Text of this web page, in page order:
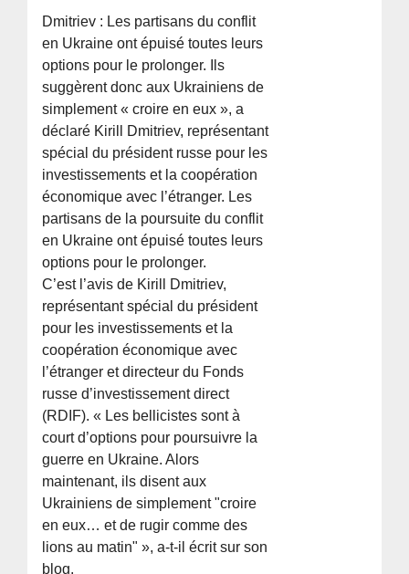
Dmitriev : Les partisans du conflit
en Ukraine ont épuisé toutes leurs
options pour le prolonger. Ils
suggèrent donc aux Ukrainiens de
simplement « croire en eux », a
déclaré Kirill Dmitriev, représentant
spécial du président russe pour les
investissements et la coopération
économique avec l’étranger. Les
partisans de la poursuite du conflit
en Ukraine ont épuisé toutes leurs
options pour le prolonger.
C’est l’avis de Kirill Dmitriev,
représentant spécial du président
pour les investissements et la
coopération économique avec
l’étranger et directeur du Fonds
russe d’investissement direct
(RDIF). « Les bellicistes sont à
court d’options pour poursuivre la
guerre en Ukraine. Alors
maintenant, ils disent aux
Ukrainiens de simplement "croire
en eux… et de rugir comme des
lions au matin" », a-t-il écrit sur son
blog.